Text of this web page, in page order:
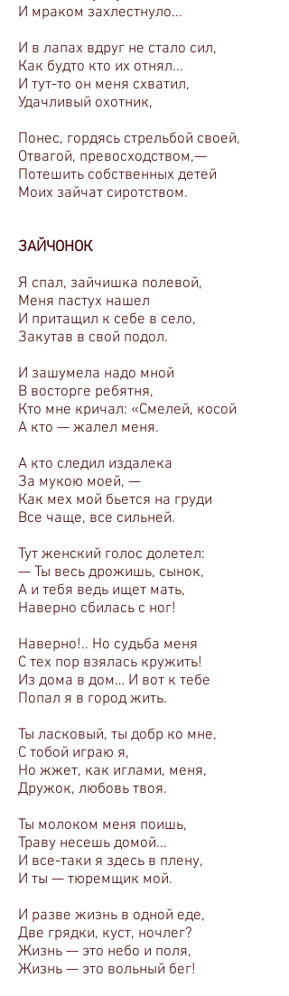
И мраком захлестнуло...
И в лапах вдруг не стало сил,
Как будто кто их отнял...
И тут-то он меня схватил,
Удачливый охотник,
Понес, гордясь стрельбой своей,
Отвагой, превосходством,—
Потешить собственных детей
Моих зайчат сиротством.
ЗАЙЧОНОК
Я спал, зайчишка полевой,
Меня пастух нашел
И притащил к себе в село,
Закутав в свой подол.
И зашумела надо мной
В восторге ребятня,
Кто мне кричал: «Смелей, косой
А кто — жалел меня.
А кто следил издалека
За мукою моей, —
Как мех мой бьется на груди
Все чаще, все сильней.
Тут женский голос долетел:
— Ты весь дрожишь, сынок,
А и тебя ведь ищет мать,
Наверно сбилась с ног!
Наверно!.. Но судьба меня
С тех пор взялась кружить!
Из дома в дом… И вот к тебе
Попал я в город жить.
Ты ласковый, ты добр ко мне,
С тобой играю я,
Но жжет, как иглами, меня,
Дружок, любовь твоя.
Ты молоком меня поишь,
Траву несешь домой...
И все-таки я здесь в плену,
И ты — тюремщик мой.
И разве жизнь в одной еде,
Две грядки, куст, ночлег?
Жизнь — это небо и поля,
Жизнь — это вольный бег!